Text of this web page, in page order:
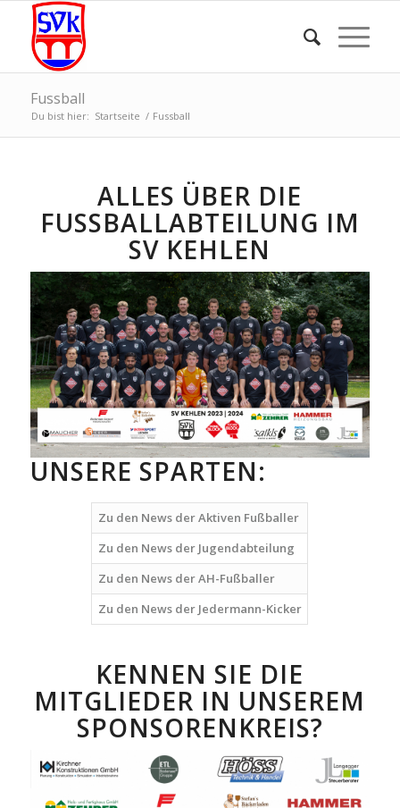
Fussball
Du bist hier: Startseite / Fussball
ALLES ÜBER DIE
FUSSBALLABTEILUNG IM S
V KEHLEN
UNSERE SPARTEN:
Zu den News der Aktiven Fußballer
Zu den News der Jugendabteilung
Zu den News der AH-Fußballer
Zu den News der Jedermann-Kicker
KENNEN SIE DIE
MITGLIEDER IN UNSEREM
SPONSORENKREIS?